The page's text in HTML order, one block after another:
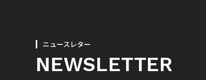
ニュースレター
NEWSLETTER